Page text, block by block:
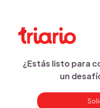
¿Estás listo para
un